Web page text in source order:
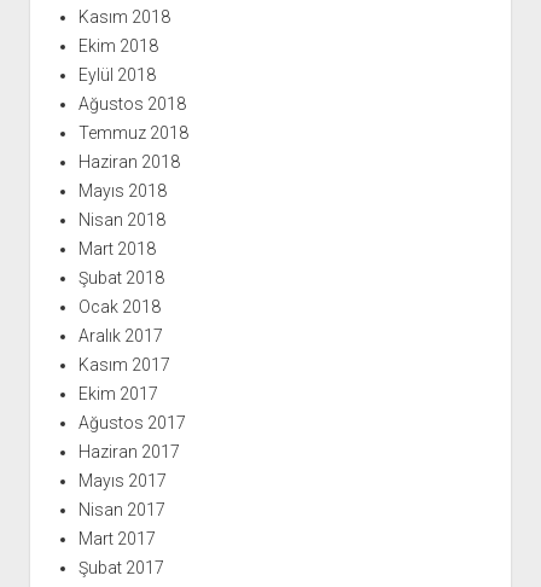
Kasım 2018
Ekim 2018
Eylül 2018
Ağustos 2018
Temmuz 2018
Haziran 2018
Mayıs 2018
Nisan 2018
Mart 2018
Şubat 2018
Ocak 2018
Aralık 2017
Kasım 2017
Ekim 2017
Ağustos 2017
Haziran 2017
Mayıs 2017
Nisan 2017
Mart 2017
Şubat 2017